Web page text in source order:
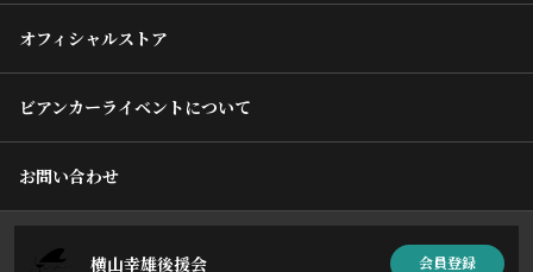
オフィシャルストア
ビアンカーライベントについて
お問い合わせ
横山幸雄後援会 会員登録